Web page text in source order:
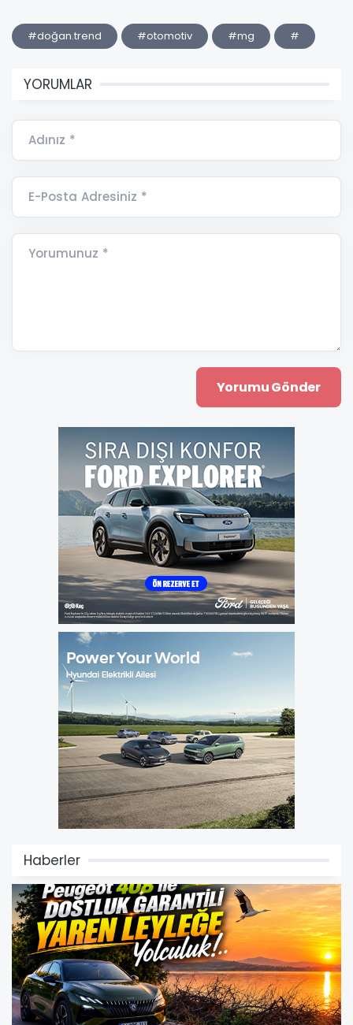
#doğan.trend #otomotiv #mg #
YORUMLAR
Adınız *
E-Posta Adresiniz *
Yorumunuz *
Haberler